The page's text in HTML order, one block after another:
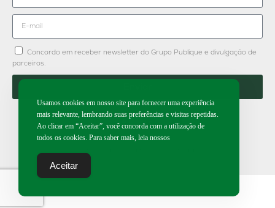
Concordo em receber newsletter do Grupo Publique e divulgação de
parceiros.
Usamos cookies em nosso site para fornecer uma experiência
mais relevante, lembrando suas preferências e visitas repetidas.
Ao clicar em “Aceitar”, você concorda com a utilização de
todos os cookies. Para saber mais, leia nossos
Aceitar